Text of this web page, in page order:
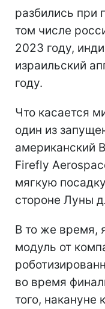
разбились при
том числе
2023 году,
израильский
году.
Что касается
один из
американский
Firefly
мягкую
стороне Луны
В то же время,
модуль от
во время
того, накануне